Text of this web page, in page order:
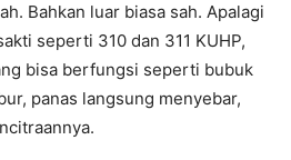
Bahkan luar biasa sah. Apalagi
seperti 310 dan 311 KUHP,
bisa berfungsi seperti bubuk
panas langsung menyebar,